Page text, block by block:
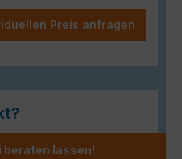
Preis anfragen
lassen!